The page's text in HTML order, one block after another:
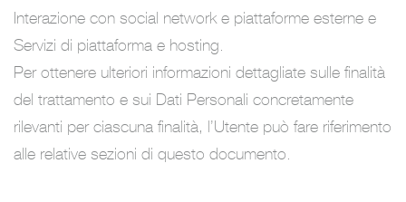
Interazione con social network e piattaforme esterne e
Servizi di piattaforma e hosting.
Per ottenere ulteriori informazioni dettagliate sulle finalità
del trattamento e sui Dati Personali concretamente
rilevanti per ciascuna finalità, l’Utente può fare riferimento
alle relative sezioni di questo documento.